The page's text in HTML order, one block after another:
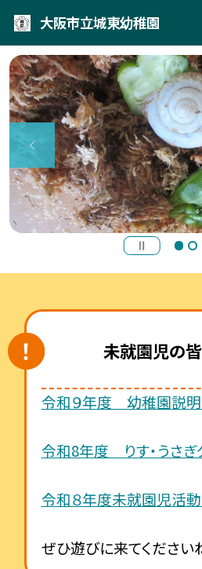
大阪市立城東幼稚園
未就園児の
令和９年度 幼稚園説明
令和8年度 りす・うさぎ
令和８年度未就園児活動
ぜひ遊びに来てください